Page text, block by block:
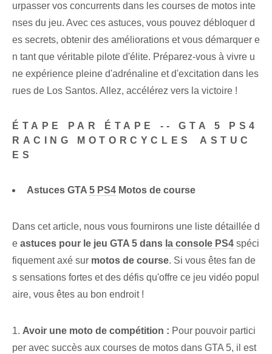
urpasser vos concurrents dans les courses de motos inte
nses du jeu. Avec ces astuces, vous pouvez débloquer d
es secrets, obtenir des améliorations et vous démarquer e
n tant que véritable pilote d'élite. Préparez-vous à vivre u
ne expérience pleine d'adrénaline et d'excitation dans les
rues de Los Santos. Allez, accélérez vers la victoire !
ÉTAPE PAR ÉTAPE -- GTA 5 PS4
RACING MOTORCYCLES⁤ ASTUC
ES
Astuces GTA 5 PS4 Motos de course
Dans cet article⁤, nous vous fournirons une liste détaillée d
e astuces pour le jeu GTA 5 dans la console PS4 spéci
fiquement axé sur motos de course. Si vous êtes fan de
s sensations fortes et des défis qu'offre ce jeu vidéo popul
aire, vous êtes au bon endroit !
1. Avoir une moto de compétition : Pour pouvoir partici
per avec succès aux courses de motos dans GTA 5, il est